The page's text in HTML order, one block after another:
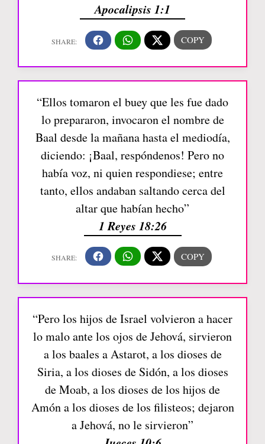
Apocalipsis 1:1
“Ellos tomaron el buey que les fue dado
lo prepararon, invocaron el nombre de
Baal desde la mañana hasta el mediodía,
diciendo: ¡Baal, respóndenos! Pero no
había voz, ni quien respondiese; entre
tanto, ellos andaban saltando cerca del
altar que habían hecho”
1 Reyes 18:26
“Pero los hijos de Israel volvieron a hacer
lo malo ante los ojos de Jehová, sirvieron
a los baales a Astarot, a los dioses de
Siria, a los dioses de Sidón, a los dioses
de Moab, a los dioses de los hijos de
Amón a los dioses de los filisteos; dejaron
a Jehová, no le sirvieron”